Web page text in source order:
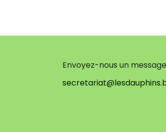
Envoyez-nous un message